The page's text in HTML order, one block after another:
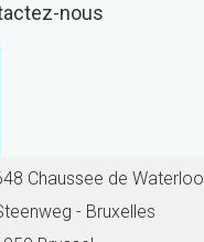
nous
Chaussee de Waterloo
- Bruxelles